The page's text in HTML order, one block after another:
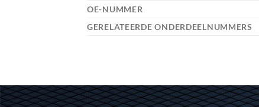
OE-NUMMER
GERELATEERDE ONDERDEELNUMMERS